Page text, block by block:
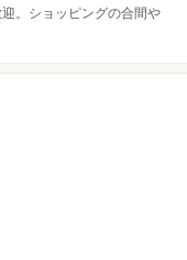
。ショッピングの合間や